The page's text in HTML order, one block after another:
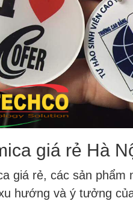
giá rẻ Hà
giá rẻ, các sản
hướng và ý tưởng